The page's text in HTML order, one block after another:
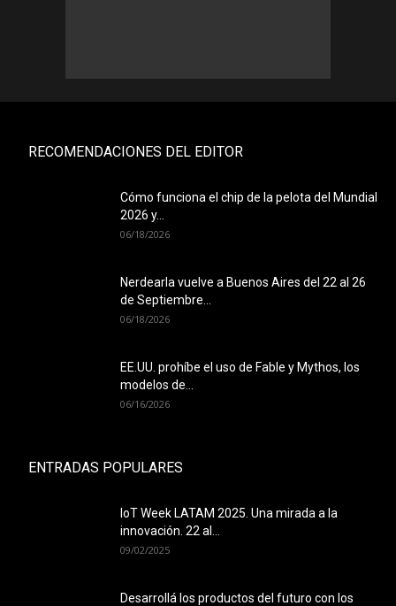
RECOMENDACIONES DEL EDITOR
Cómo funciona el chip de la pelota del Mundial
2026 y...
06/18/2026
Nerdearla vuelve a Buenos Aires del 22 al 26
de Septiembre...
06/18/2026
EE.UU. prohíbe el uso de Fable y Mythos, los
modelos de...
06/16/2026
ENTRADAS POPULARES
IoT Week LATAM 2025. Una mirada a la
innovación. 22 al...
09/02/2025
Desarrollá los productos del futuro con los